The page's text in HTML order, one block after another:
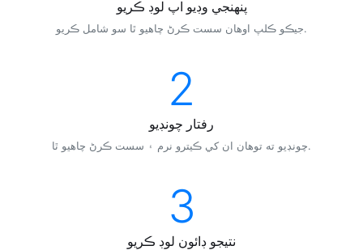
پنھنجي وڊيو اپ لوڊ ڪريو
جيڪو ڪلپ اوھان سست ڪرڻ چاھيو ٿا سو شامل ڪريو.
2
رفتار چونڊيو
چونڊيو ته توهان ان کي ڪيترو نرم ۽ سست ڪرڻ چاهيو ٿا.
3
نتيجو ڊائون لوڊ ڪريو